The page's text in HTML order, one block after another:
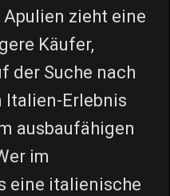
zieht eine
Käufer,
der Suche nach
Italien-Erlebnis
ausbaufähigen
im
eine italienische